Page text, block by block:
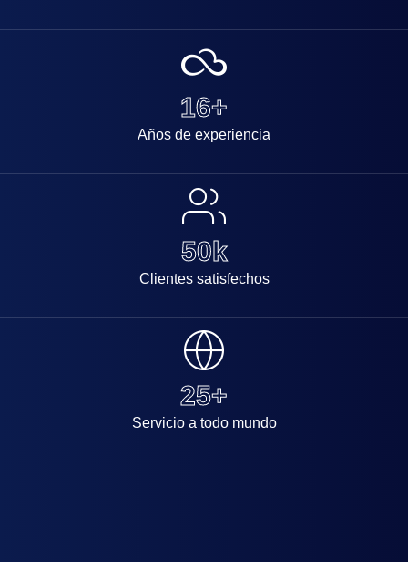
Años de experiencia
16+
Clientes satisfechos
50k
Servicio a todo mundo
25+